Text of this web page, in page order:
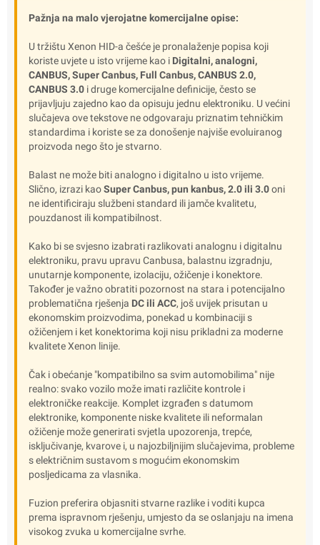
Pažnja na malo vjerojatne komercijalne opise:
U tržištu Xenon HID-a češće je pronalaženje popisa koji
koriste uvjete u isto vrijeme kao i Digitalni, analogni,
CANBUS, Super Canbus, Full Canbus, CANBUS 2.0,
CANBUS 3.0 i druge komercijalne definicije, često se
prijavljuju zajedno kao da opisuju jednu elektroniku. U većini
slučajeva ove tekstove ne odgovaraju priznatim tehničkim
standardima i koriste se za donošenje najviše evoluiranog
proizvoda nego što je stvarno.
Balast ne može biti analogno i digitalno u isto vrijeme.
Slično, izrazi kaoSuper Canbus, pun kanbus, 2.0 ili 3.0oni
ne identificiraju službeni standard ili jamče kvalitetu,
pouzdanost ili kompatibilnost.
Kako bi se svjesno izabrati razlikovati analognu i digitalnu
elektroniku, pravu upravu Canbusa, balastnu izgradnju,
unutarnje komponente, izolaciju, ožičenje i konektore.
Također je važno obratiti pozornost na stara i potencijalno
problematična rješenja DC ili ACC, još uvijek prisutan u
ekonomskim proizvodima, ponekad u kombinaciji s
ožičenjem i ket konektorima koji nisu prikladni za moderne
kvalitete Xenon linije.
Čak i obećanje "kompatibilno sa svim automobilima" nije
realno: svako vozilo može imati različite kontrole i
elektroničke reakcije. Komplet izgrađen s datumom
elektronike, komponente niske kvalitete ili neformalan
ožičenje može generirati svjetla upozorenja, trepće,
isključivanje, kvarove i, u najozbiljnijim slučajevima, probleme
s električnim sustavom s mogućim ekonomskim
posljedicama za vlasnika.
Fuzion preferira objasniti stvarne razlike i voditi kupca
prema ispravnom rješenju, umjesto da se oslanjaju na imena
visokog zvuka u komercijalne svrhe.